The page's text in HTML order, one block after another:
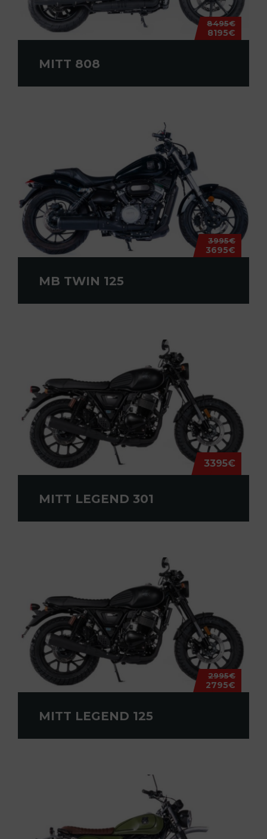
8495€
8195€
MITT 808
3995€
3695€
MB TWIN 125
3395€
MITT LEGEND 301
2995€
2795€
MITT LEGEND 125